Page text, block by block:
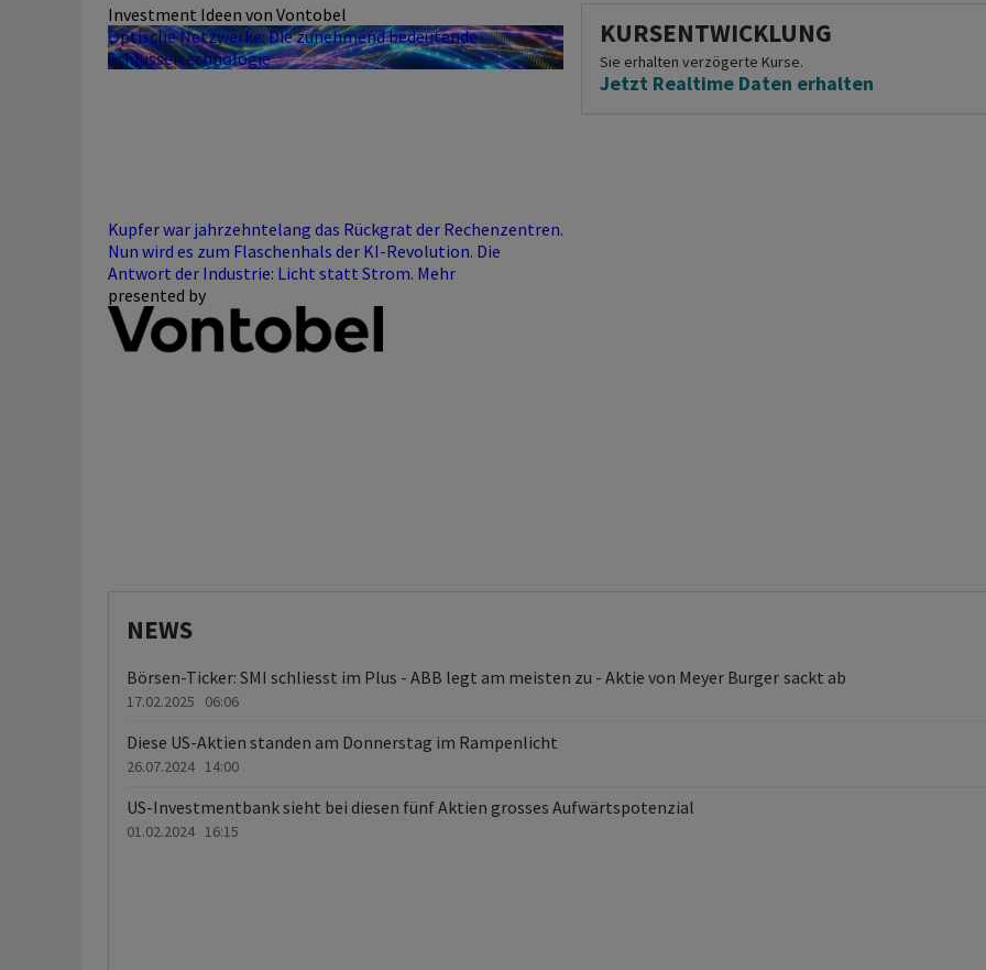
KURSENTWICKLUNG
Sie erhalten verzögerte Kurse.
Jetzt Realtime Daten erhalten
Investment Ideen von Vontobel
Optische Netzwerke: Die zunehmend bedeutende
Schlüsseltechnologie
Kupfer war jahrzehntelang das Rückgrat der Rechenzentren.
Nun wird es zum Flaschenhals der KI-Revolution. Die
Antwort der Industrie: Licht statt Strom. Mehr
presented by
NEWS
Börsen-Ticker: SMI schliesst im Plus - ABB legt am meisten zu - Aktie von Meyer Burger sackt ab
17.02.2025 06:06
Diese US-Aktien standen am Donnerstag im Rampenlicht
26.07.2024 14:00
US-Investmentbank sieht bei diesen fünf Aktien grosses Aufwärtspotenzial
01.02.2024 16:15